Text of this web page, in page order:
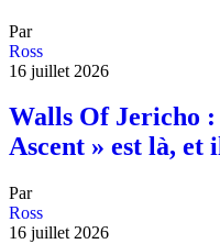
Par
Ross
16 juillet 2026
Walls Of Jericho :
Ascent » est là,
Par
Ross
16 juillet 2026